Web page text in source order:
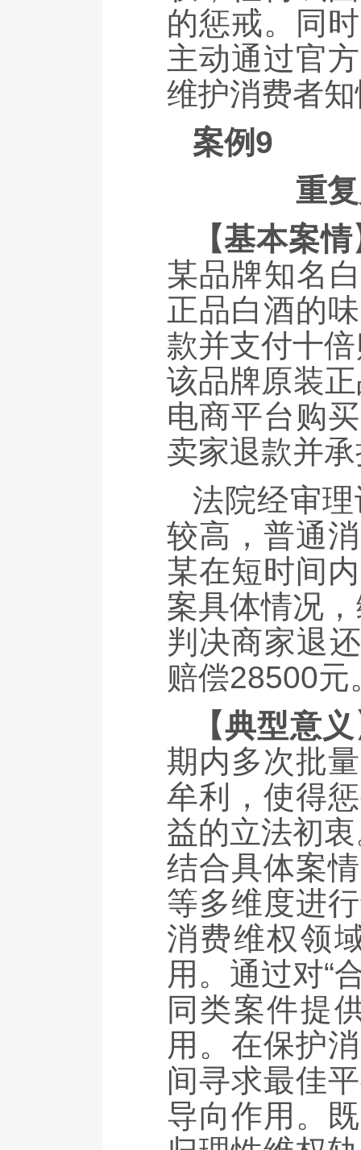
的惩戒。同
主动通过官
维护消费者
案例9
重
【基本案
某品牌知名
正品白酒的
款并支付十
该品牌原装
电商平台购
卖家退款并
法院经审
较高，普通
某在短时间
案具体情况
判决商家退
赔偿28500元
【典型意
期内多次批
牟利，使得
益的立法初
结合具体案
等多维度进
消费维权领
用。通过对“
同类案件提
用。在保护
间寻求最佳
导向作用。